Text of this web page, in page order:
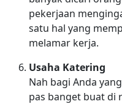
pekerjaan
satu hal yang
melamar kerja.
Usaha Katering
Nah bagi Anda
pas banget buat di